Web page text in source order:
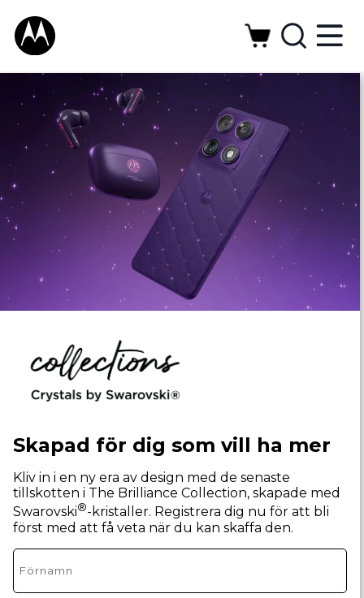
Skapad för dig som vill ha mer
Kliv in i en ny era av design med de senaste
tillskotten i The Brilliance Collection, skapade med
Swarovski®-kristaller. Registrera dig nu för att bli
först med att få veta när du kan skaffa den.